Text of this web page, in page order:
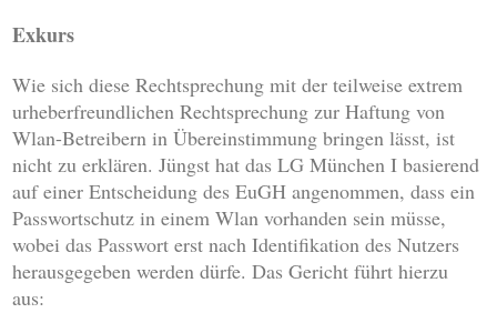
Exkurs
Wie sich diese Rechtsprechung mit der teilweise extrem
urheberfreundlichen Rechtsprechung zur Haftung von
Wlan-Betreibern in Übereinstimmung bringen lässt, ist
nicht zu erklären. Jüngst hat das LG München I basierend
auf einer Entscheidung des EuGH angenommen, dass ein
Passwortschutz in einem Wlan vorhanden sein müsse,
wobei das Passwort erst nach Identifikation des Nutzers
herausgegeben werden dürfe. Das Gericht führt hierzu
aus: